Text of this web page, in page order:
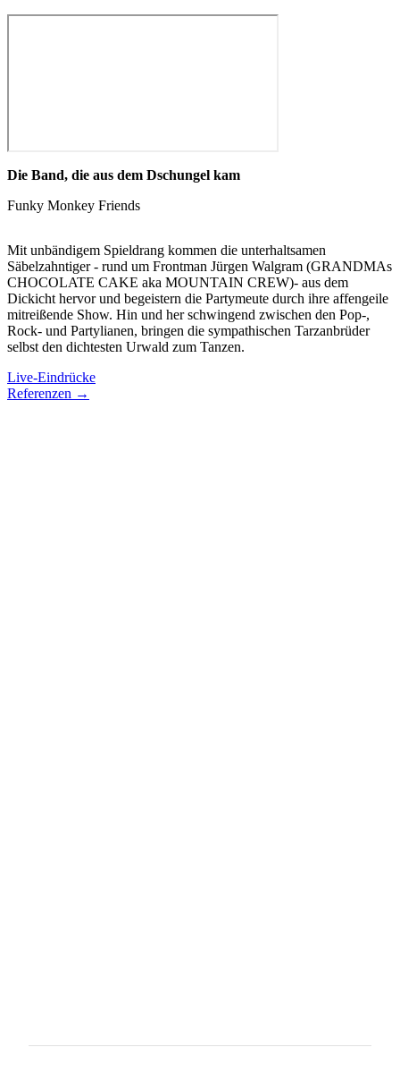
Die Band, die aus dem Dschungel kam
Funky Monkey Friends
Mit unbändigem Spieldrang kommen die unterhaltsamen
Säbelzahntiger - rund um Frontman Jürgen Walgram (GRANDMAs
CHOCOLATE CAKE aka MOUNTAIN CREW)- aus dem
Dickicht hervor und begeistern die Partymeute durch ihre affengeile
mitreißende Show. Hin und her schwingend zwischen den Pop-,
Rock- und Partylianen, bringen die sympathischen Tarzanbrüder
selbst den dichtesten Urwald zum Tanzen.
Live-Eindrücke
Referenzen →